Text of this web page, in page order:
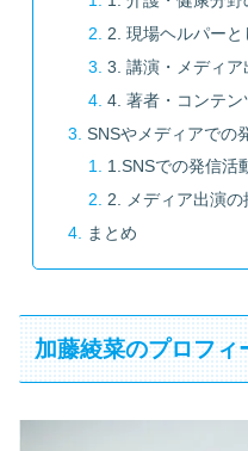
2. 現場ヘルパー
3. 講演・メディ
4. 著者・コンテ
SNSやメディアでの
1.SNSでの発信活
2. メディア出演の
まとめ
加藤綾菜のプロフィ